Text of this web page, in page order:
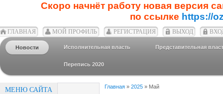
Скоро начнёт работу новая версия
по ссылке https://
ГЛАВНАЯ МОЙ ПРОФИЛЬ РЕГИСТРАЦИЯ ВЫХОД
Новости Исполнительная власть Представительная
Перепись 2020
МЕНЮ САЙТА Главная » 2025 » Май